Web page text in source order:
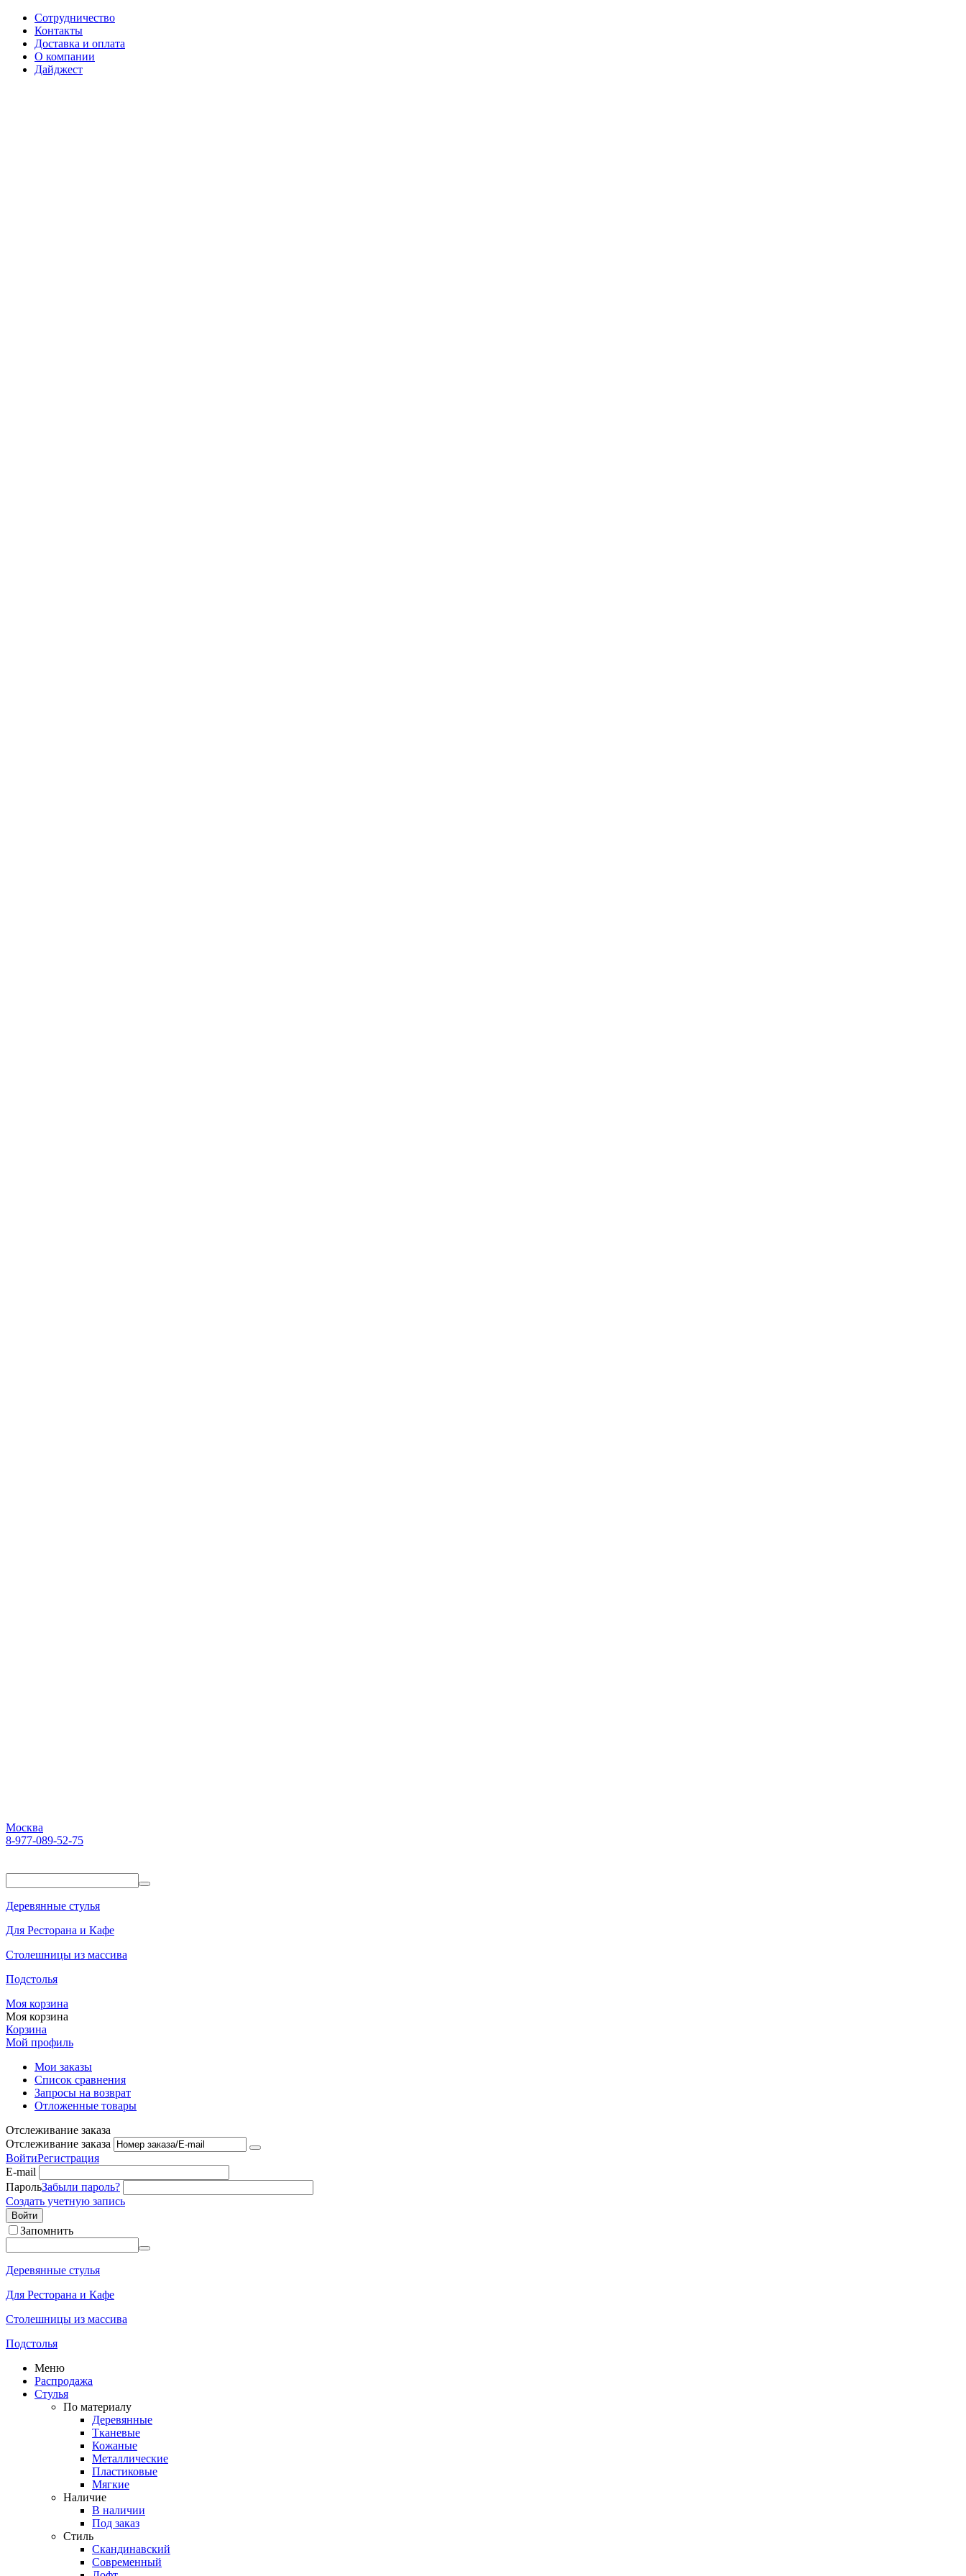
Сотрудничество
Контакты
Доставка и оплата
О компании
Дайджест
Москва
8-977-089-52-75
Деревянные стулья
Для Ресторана и Кафе
Столешницы из массива
Подстолья
Моя корзина
Моя корзина
Корзина
Мой профиль
Мои заказы
Список сравнения
Запросы на возврат
Отложенные товары
Отслеживание заказа
Отслеживание заказа
ВойтиРегистрация
E-mail
ПарольЗабыли пароль?
Создать учетную запись
Войти
Запомнить
Деревянные стулья
Для Ресторана и Кафе
Столешницы из массива
Подстолья
Меню
Распродажа
Стулья
По материалу
Деревянные
Тканевые
Кожаные
Металлические
Пластиковые
Мягкие
Наличие
В наличии
Под заказ
Стиль
Скандинавский
Современный